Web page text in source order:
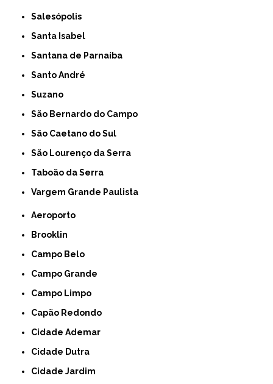
Salesópolis
Santa Isabel
Santana de Parnaíba
Santo André
Suzano
São Bernardo do Campo
São Caetano do Sul
São Lourenço da Serra
Taboão da Serra
Vargem Grande Paulista
Aeroporto
Brooklin
Campo Belo
Campo Grande
Campo Limpo
Capão Redondo
Cidade Ademar
Cidade Dutra
Cidade Jardim